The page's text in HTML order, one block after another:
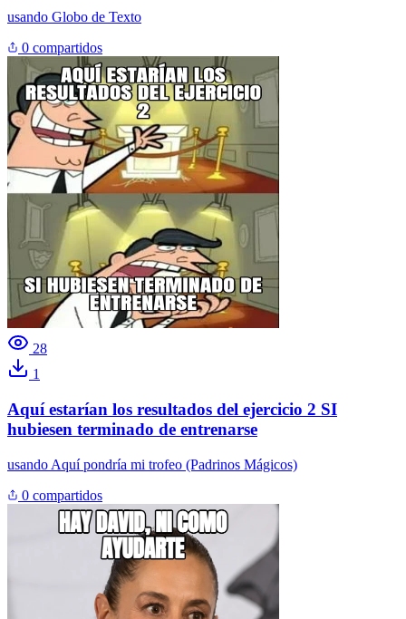
usando Globo de Texto
0 compartidos
28
1
Aquí estarían los resultados del ejercicio 2 SI
hubiesen terminado de entrenarse
usando Aquí pondría mi trofeo (Padrinos Mágicos)
0 compartidos